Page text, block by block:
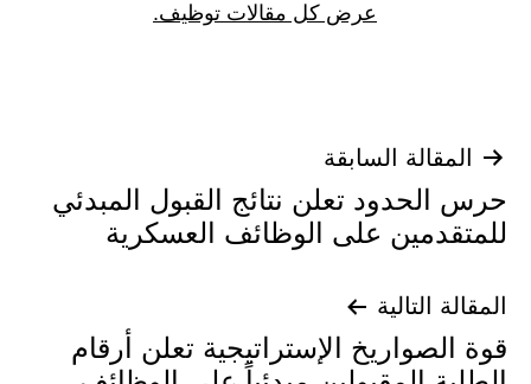
عرض كل مقالات توظيف.
تصفّح
المقالات
المقالة السابقة
حرس الحدود تعلن نتائج القبول المبدئي
للمتقدمين على الوظائف العسكرية
المقالة التالية
قوة الصواريخ الإستراتيجية تعلن أرقام